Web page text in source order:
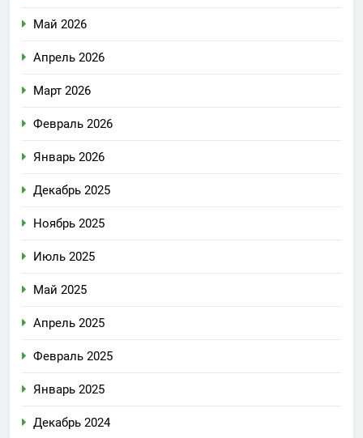
Май 2026
Апрель 2026
Март 2026
Февраль 2026
Январь 2026
Декабрь 2025
Ноябрь 2025
Июль 2025
Май 2025
Апрель 2025
Февраль 2025
Январь 2025
Декабрь 2024